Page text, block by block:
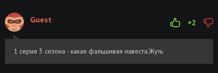
+2
Guest
1 серия 3 сезона - какая фальшивая навеста.Жуть